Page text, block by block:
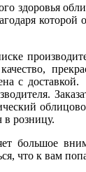
здоровья
которой
с
розницу.
большое
что к вам